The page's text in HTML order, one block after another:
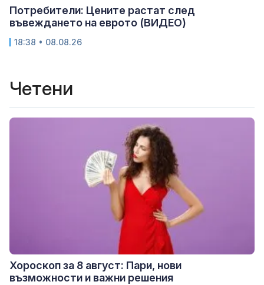
Потребители: Цените растат след
въвеждането на еврото (ВИДЕО)
18:38 • 08.08.26
Четени
Хороскоп за 8 август: Пари, нови
възможности и важни решения